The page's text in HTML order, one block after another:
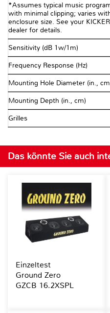
*Assumes typical music
with minimal clipping; varies
enclosure size. See your KICKER
dealer for details.
Sensitivity (dB 1w/1m)
Frequency Response (Hz)
Mounting Hole Diameter (in.,
Mounting Depth (in., cm)
Grilles
Das könnte Sie auch
Einzeltest
Ground Zero
GZCB 16.2XSPL